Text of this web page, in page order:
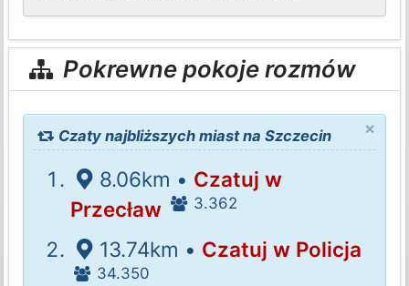
Pokrewne pokoje rozmów
×
Czaty najbliższych miast na Szczecin
8.06km • Czatuj w
Przecław
3.362
13.74km • Czatuj w Policja
34.350